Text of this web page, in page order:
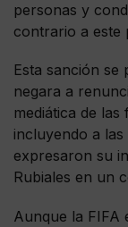
personas y
contrario a este
Esta sanción se
negara a
mediática de
incluyendo a
expresaron su
Rubiales en un
Aunque la FIFA